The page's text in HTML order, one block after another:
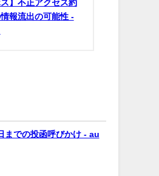
ス】不正アクセス約
報流出の可能性 -
までの投函呼びかけ - au